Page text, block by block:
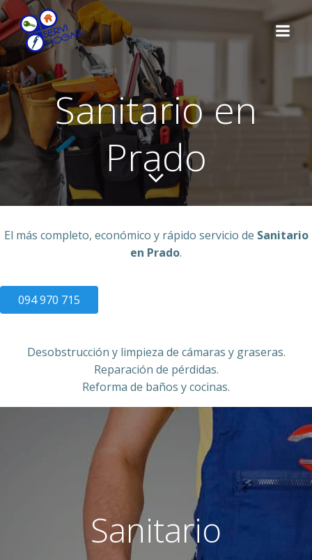
contenido
Sanitario en
Prado
El más completo, económico y rápido servicio de Sanitario
en Prado.
094 970 715
Desobstrucción y limpieza de cámaras y graseras.
Reparación de pérdidas.
Reforma de baños y cocinas.
Sanitario